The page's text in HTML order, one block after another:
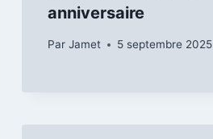
anniversaire
Par Jamet 5 septembre 2025